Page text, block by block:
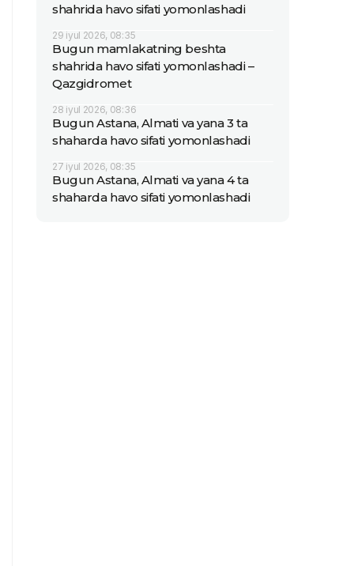
shahrida havo sifati yomonlashadi
29 iyul 2026, 08:35
Bugun mamlakatning beshta
shahrida havo sifati yomonlashadi –
Qazgidromet
28 iyul 2026, 08:36
Bugun Astana, Almati va yana 3 ta
shaharda havo sifati yomonlashadi
27 iyul 2026, 08:35
Bugun Astana, Almati va yana 4 ta
shaharda havo sifati yomonlashadi